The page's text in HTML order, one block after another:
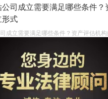
公司成立需要满足哪些条件？
形式
成立需要满足哪些条件？资产评估机